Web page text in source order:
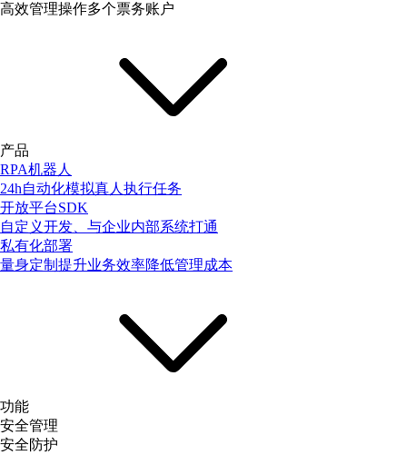
高效管理操作多个票务账户
产品
RPA机器人
24h自动化模拟真人执行任务
开放平台SDK
自定义开发、与企业内部系统打通
私有化部署
量身定制提升业务效率降低管理成本
功能
安全管理
安全防护